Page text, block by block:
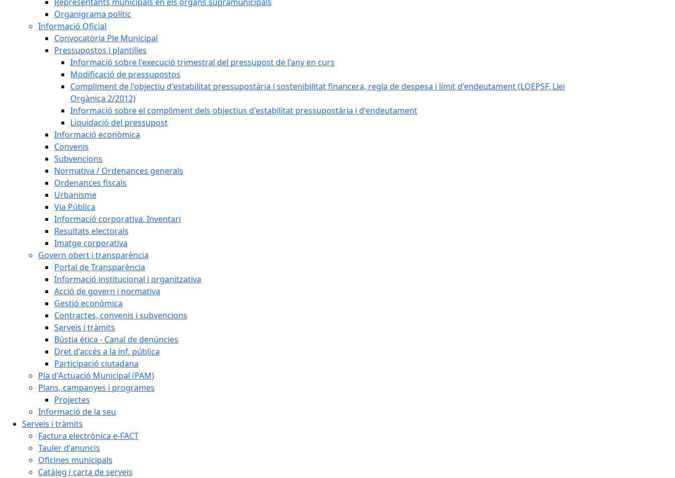
Organigrama polític
Informació Oficial
Convocatòria Ple Municipal
Pressupostos i plantilles
Informació sobre l'execució trimestral del pressupost de l'any en curs
Modificació de pressupostos
Compliment de l'objectiu d'estabilitat pressupostària i sostenibilitat financera, regla de despesa i límit d'endeutament (LOEPSF, Llei
Orgànica 2/2012)
Informació sobre el compliment dels objectius d'estabilitat pressupostària i d'endeutament
Liquidació del pressupost
Informació econòmica
Convenis
Subvencions
Normativa / Ordenances generals
Ordenances fiscals
Urbanisme
Via Pública
Informació corporativa. Inventari
Resultats electorals
Imatge corporativa
Govern obert i transparència
Portal de Transparència
Informació institucional i organitzativa
Acció de govern i normativa
Gestió econòmica
Contractes, convenis i subvencions
Serveis i tràmits
Bústia ètica - Canal de denúncies
Dret d'accés a la inf. pública
Participació ciutadana
Pla d'Actuació Municipal (PAM)
Plans, campanyes i programes
Projectes
Informació de la seu
Serveis i tràmits
Factura electrònica e-FACT
Tauler d'anuncis
Oficines municipals
Catàleg i carta de serveis